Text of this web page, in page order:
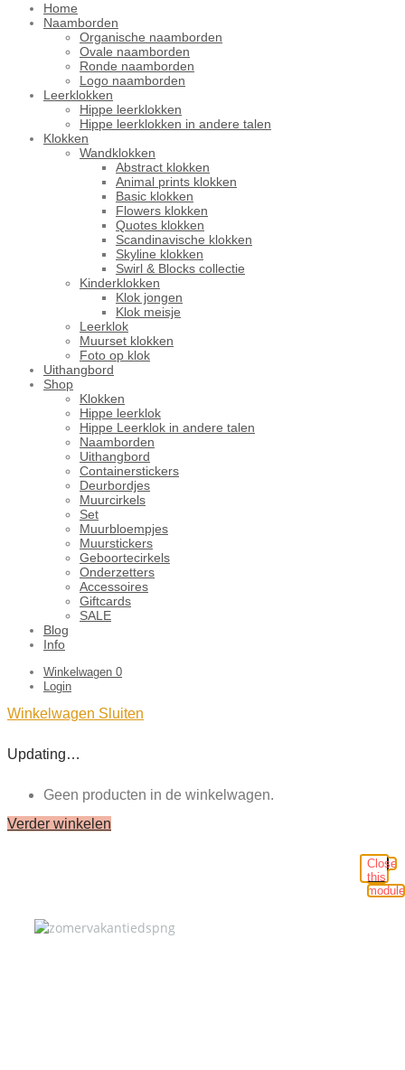
Home
Naamborden
Organische naamborden
Ovale naamborden
Ronde naamborden
Logo naamborden
Leerklokken
Hippe leerklokken
Hippe leerklokken in andere talen
Klokken
Wandklokken
Abstract klokken
Animal prints klokken
Basic klokken
Flowers klokken
Quotes klokken
Scandinavische klokken
Skyline klokken
Swirl & Blocks collectie
Kinderklokken
Klok jongen
Klok meisje
Leerklok
Muurset klokken
Foto op klok
Uithangbord
Shop
Klokken
Hippe leerklok
Hippe Leerklok in andere talen
Naamborden
Uithangbord
Containerstickers
Deurbordjes
Muurcirkels
Set
Muurbloempjes
Muurstickers
Geboortecirkels
Onderzetters
Accessoires
Giftcards
SALE
Blog
Info
Winkelwagen 0
Login
Winkelwagen Sluiten
Updating…
Geen producten in de winkelwagen.
Verder winkelen
Close
this
module